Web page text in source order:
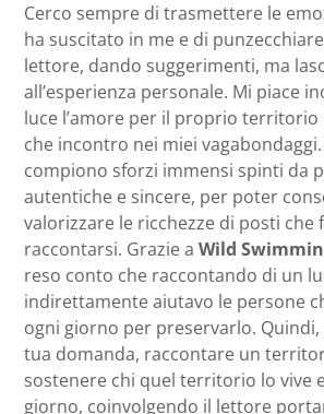
Cerco sempre di trasmettere le
ha suscitato in me e di
lettore, dando suggerimenti, ma
all’esperienza personale. Mi piace
luce l’amore per il proprio territorio
che incontro nei miei
compiono sforzi immensi spinti da
autentiche e sincere, per poter
valorizzare le ricchezze di posti che
raccontarsi. Grazie a Wild
reso conto che raccontando di un
indirettamente aiutavo le persone
ogni giorno per preservarlo.
tua domanda, raccontare un
sostenere chi quel territorio lo vive
giorno, coinvolgendo il lettore